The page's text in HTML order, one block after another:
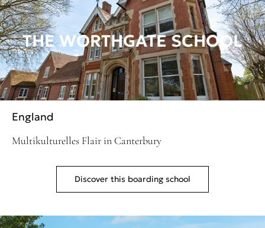
THE WORTHGATE SCHOOL
England
Multikulturelles Flair in Canterbury
Discover this boarding school